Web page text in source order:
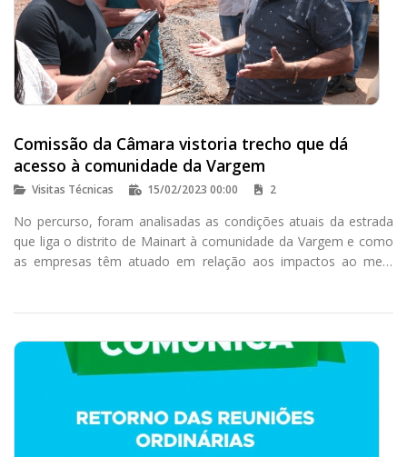
Comissão da Câmara vistoria trecho que dá
acesso à comunidade da Vargem
Visitas Técnicas 15/02/2023 00:00 2
No percurso, foram analisadas as condições atuais da estrada
que liga o distrito de Mainart à comunidade da Vargem e como
as empresas têm atuado em relação aos impactos ao meio